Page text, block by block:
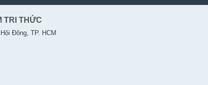
TRI THỨC
Đông, TP. HCM